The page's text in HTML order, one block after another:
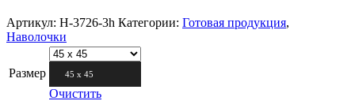
Артикул: Н-3726-3h Категории: Готовая продукция,
Наволочки
Размер 45 х 45
Очистить